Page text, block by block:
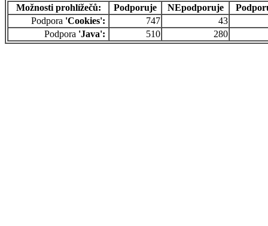
Možnosti prohlížečů: Podporuje NEpodporuje
Podpora 'Cookies': 747
43
Podpora 'Java': 510 280